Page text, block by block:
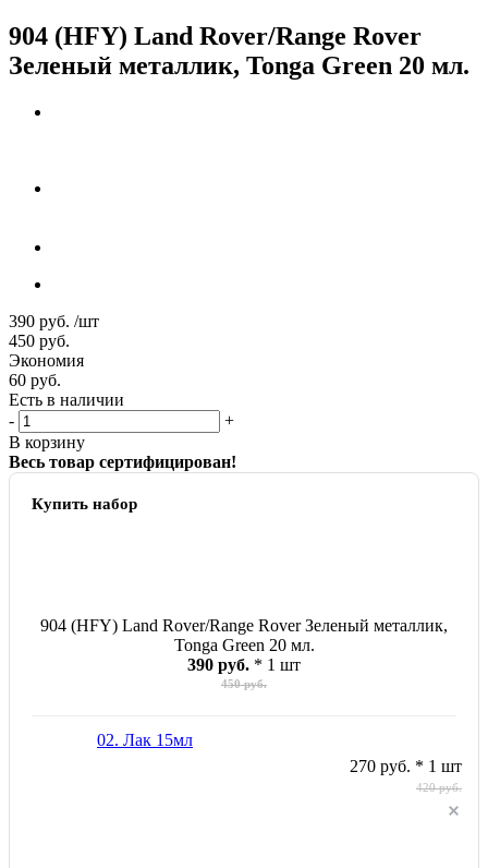
904 (HFY) Land Rover/Range Rover
Зеленый металлик, Tonga Green 20 мл.
390 руб. /шт
450 руб.
Экономия
60 руб.
Есть в наличии
-
+
В корзину
Весь товар сертифицирован!
Купить набор
904 (HFY) Land Rover/Range Rover Зеленый металлик,
Tonga Green 20 мл.
390 руб. * 1 шт
450 руб.
02. Лак 15мл
270 руб. * 1 шт
420 руб.